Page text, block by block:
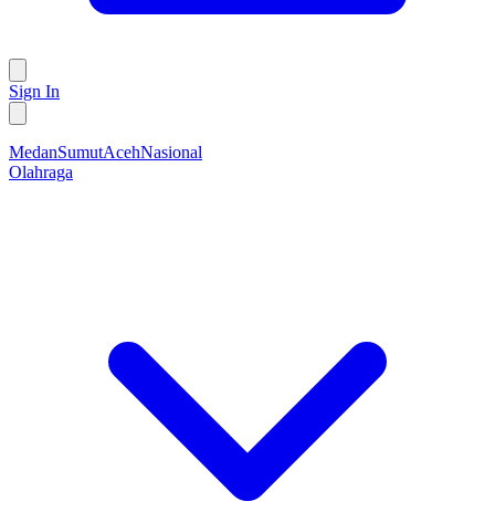
Sign In
MedanSumutAcehNasional
Olahraga